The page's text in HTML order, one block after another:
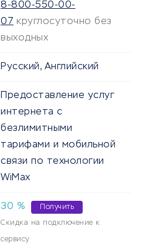
8-800-550-00-
07 круглосуточно без
выходных
Русский, Английский
Предоставление услуг
интернета с
безлимитными
тарифами и мобильной
связи по технологии
WiMax
30 % Получить
Скидка на подключение к
сервису